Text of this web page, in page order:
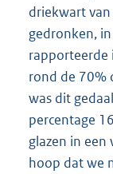
driekwart
gedronken,
rapporteerde
rond de 70%
was dit
percentage
glazen in
hoop dat we